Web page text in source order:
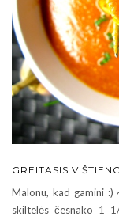
GREITASIS
Malonu, kad gamini
skiltelės česnako 1